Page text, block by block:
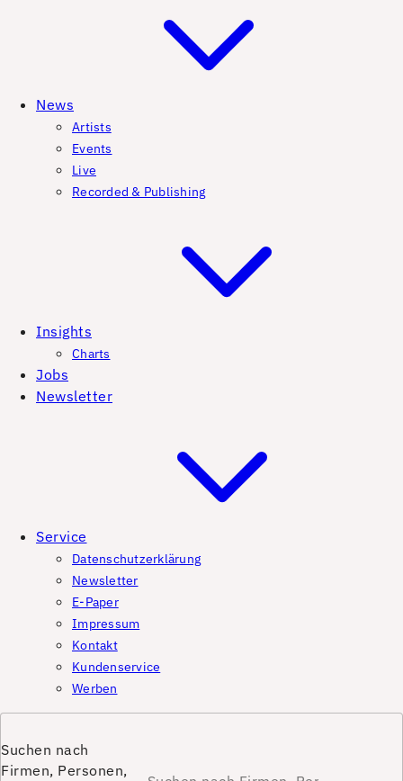
News
Artists
Events
Live
Recorded & Publishing
Insights
Charts
Jobs
Newsletter
Service
Datenschutzerklärung
Newsletter
E-Paper
Impressum
Kontakt
Kundenservice
Werben
Suchen nach
Firmen, Personen,